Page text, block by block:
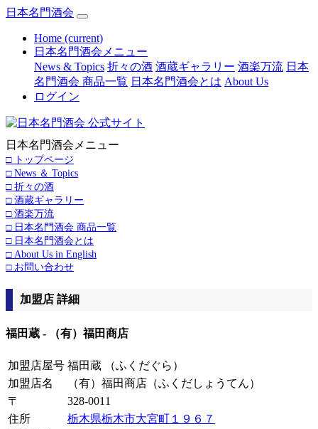
日本名門酒会
Home (current)
日本名門酒会メニュー
News & Topics 折々の酒 酒蔵ギャラリー 酒楽万流 日本
名門酒会 商品一覧 日本名門酒会とは About Us
ログイン
日本名門酒会メニュー
□ トップページ
□ News ＆ Topics
□ 折々の酒
□ 酒蔵ギャラリー
□ 酒楽万流
□ 日本名門酒会 商品一覧
□ 日本名門酒会とは
□ About Us in English
□ お問い合わせ
加盟店 詳細
福田蔵 - （有）福田商店
加盟店屋号 福田蔵
（ふくだぐら）
加盟店名
（有）福田商店 （ふくだしょうてん）
〒
328-0011
住所
栃木県栃木市大宮町１９６７